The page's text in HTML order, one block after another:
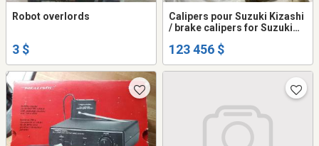
Robot overlords
3 $
Calipers pour Suzuki Kizashi
/ brake calipers for Suzuki
123 456 $